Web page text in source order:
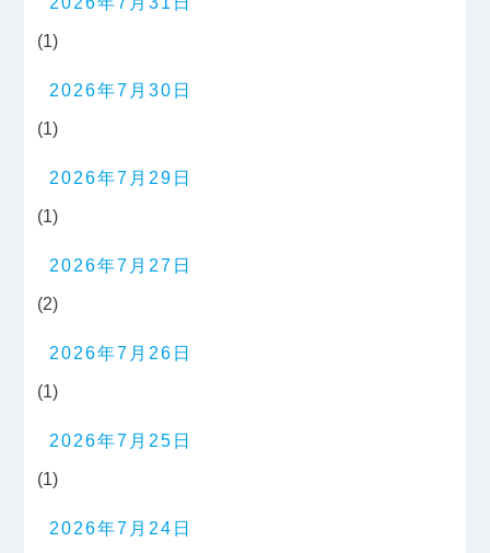
(1)
2026年7月30日
(1)
2026年7月29日
(1)
2026年7月27日
(2)
2026年7月26日
(1)
2026年7月25日
(1)
2026年7月24日